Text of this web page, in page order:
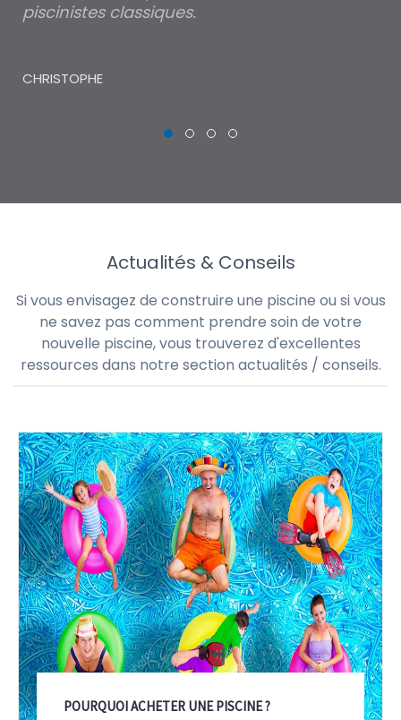
piscinistes classiques.
CHRISTOPHE
Actualités & Conseils
Si vous envisagez de construire une piscine ou si vous
ne savez pas comment prendre soin de votre
nouvelle piscine, vous trouverez d'excellentes
ressources dans notre section actualités / conseils.
POURQUOI ACHETER UNE PISCINE ?